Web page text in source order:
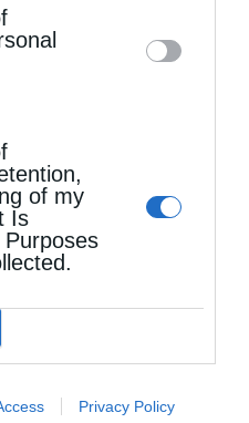
parties.
of my
Is
Privacy Policy